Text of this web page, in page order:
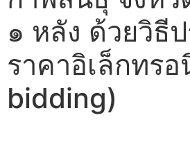
๑ หลัง ด้วยวิธี
ราคาอิเล็กทร
bidding)